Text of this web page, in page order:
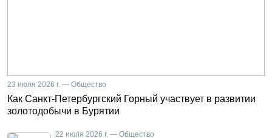
23 июля 2026 г. — Общество
Как Санкт-Петербургский Горный участвует в развитии
золотодобычи в Бурятии
22 июля 2026 г. — Общество